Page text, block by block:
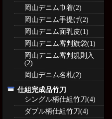
岡山デニム巾着(2)
岡山デニム手提げ(2)
岡山デニム面乳皮(1)
岡山デニム審判旗袋(1)
岡山デニム審判規則入
(2)
岡山デニム名札(2)
仕組完成品竹刀
シングル柄仕組竹刀(4)
ダブル柄仕組竹刀(4)